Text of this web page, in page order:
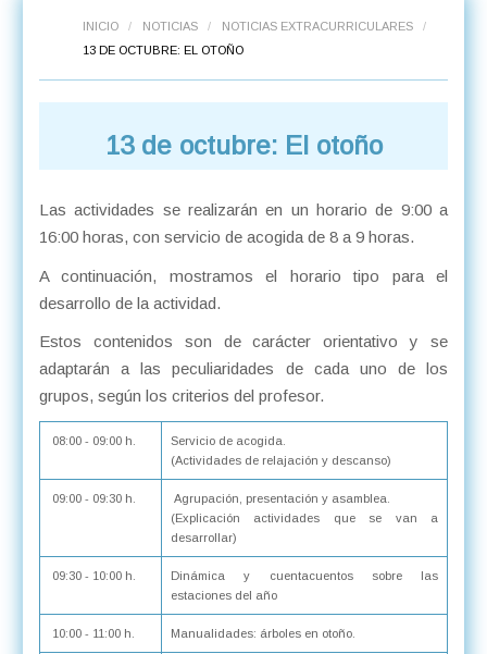
INICIO / NOTICIAS / NOTICIAS EXTRACURRICULARES
/
13 DE OCTUBRE: EL OTOÑO
13 de octubre: El otoño
Las actividades se realizarán en un horario de 9:00 a
16:00 horas, con servicio de acogida de 8 a 9 horas.
A continuación, mostramos el horario tipo para el
desarrollo de la actividad.
Estos contenidos son de carácter orientativo y se
adaptarán a las peculiaridades de cada uno de los
grupos, según los criterios del profesor.
08:00 - 09:00 h.
Servicio de acogida.
(Actividades de relajación y descanso)
09:00 - 09:30 h.
Agrupación, presentación y asamblea.
(Explicación actividades que se van a
desarrollar)
09:30 - 10:00 h.
Dinámica y cuentacuentos sobre las
estaciones del año
10:00 - 11:00 h. Manualidades: árboles en otoño.